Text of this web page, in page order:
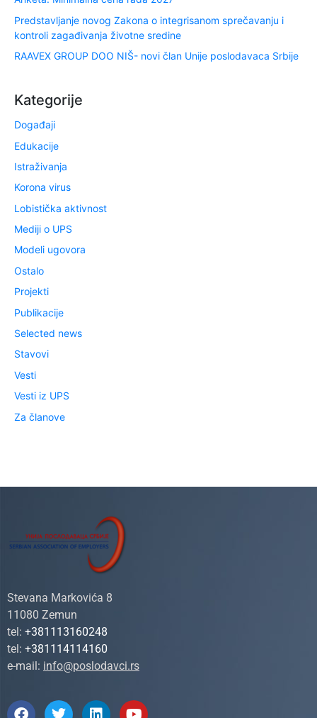
Predstavljanje novog Zakona o integrisanom sprečavanju i
kontroli zagađivanja životne sredine
RAAVEX GROUP DOO NIŠ- novi član Unije poslodavaca Srbije
Kategorije
Događaji
Edukacije
Istraživanja
Korona virus
Lobistička aktivnost
Mediji o UPS
Modeli ugovora
Ostalo
Projekti
Publikacije
Selected news
Stavovi
Vesti
Vesti iz UPS
Za članove
Stevana Markovića 8
11080 Zemun
tel: +381113160248
tel: +381114114160
e-mail: info@poslodavci.rs